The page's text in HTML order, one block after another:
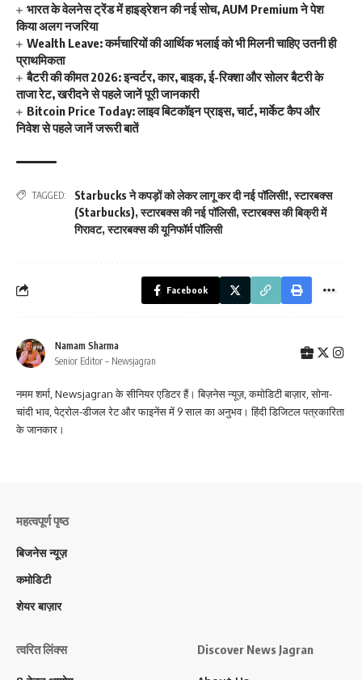
भारत के वेलनेस ट्रेंड में हाइड्रेशन की नई सोच, AUM Premium ने पेश
किया अलग नजरिया
Wealth Leave: कर्मचारियों की आर्थिक भलाई को भी मिलनी चाहिए उतनी ही
प्राथमिकता
बैटरी की कीमत 2026: इन्वर्टर, कार, बाइक, ई-रिक्शा और सोलर बैटरी के
ताजा रेट, खरीदने से पहले जानें पूरी जानकारी
Bitcoin Price Today: लाइव बिटकॉइन प्राइस, चार्ट, मार्केट कैप और
निवेश से पहले जानें जरूरी बातें
TAGGED: Starbucks ने कपड़ों को लेकर लागू कर दी नई पॉलिसी!,स्टारबक्स
(Starbucks),स्टारबक्स की नई पॉलिसी,स्टारबक्स की बिक्री में
गिरावट,स्टारबक्स की यूनिफॉर्म पॉलिसी
Facebook
Namam Sharma
Senior Editor – Newsjagran
नमम शर्मा, Newsjagran के सीनियर एडिटर हैं। बिज़नेस न्यूज़, कमोडिटी बाज़ार, सोना-
चांदी भाव, पेट्रोल-डीजल रेट और फाइनेंस में 9 साल का अनुभव। हिंदी डिजिटल पत्रकारिता
के जानकार।
महत्वपूर्ण पृष्ठ
बिजनेस न्यूज़
कमोडिटी
शेयर बाज़ार
त्वरित लिंक्स Discover News Jagran